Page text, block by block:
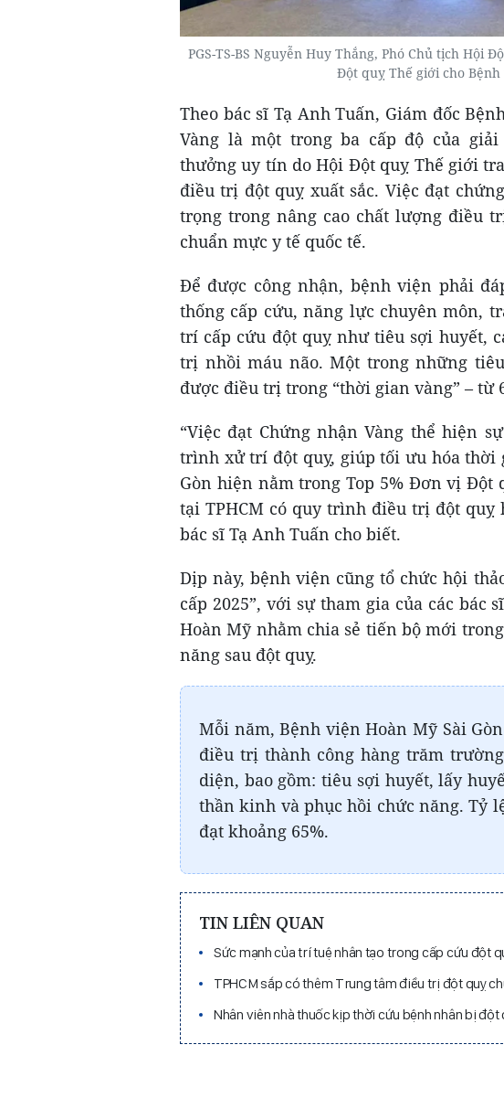
PGS-TS-BS Nguyễn Huy Thắng, Phó Chủ tịch Hội
Đột quỵ Thế giới cho Bệnh
Theo bác sĩ Tạ Anh Tuấn, Giám đốc
Vàng là một trong ba cấp độ của
thưởng uy tín do Hội Đột quỵ Thế giới
điều trị đột quỵ xuất sắc. Việc đạt
trọng trong nâng cao chất lượng điều
chuẩn mực y tế quốc tế.
Để được công nhận, bệnh viện phải
thống cấp cứu, năng lực chuyên môn,
trí cấp cứu đột quỵ như tiêu sợi huyết,
trị nhồi máu não. Một trong những
được điều trị trong “thời gian vàng” –
“Việc đạt Chứng nhận Vàng thể hiện
trình xử trí đột quỵ, giúp tối ưu hóa thời
Gòn hiện nằm trong Top 5% Đơn vị Đột
tại TPHCM có quy trình điều trị đột quỵ
bác sĩ Tạ Anh Tuấn cho biết.
Dịp này, bệnh viện cũng tổ chức hội
cấp 2025”, với sự tham gia của các bác
Hoàn Mỹ nhằm chia sẻ tiến bộ mới
năng sau đột quỵ.
Mỗi năm, Bệnh viện Hoàn Mỹ Sài
điều trị thành công hàng trăm
diện, bao gồm: tiêu sợi huyết, lấy
thần kinh và phục hồi chức năng. Tỷ
đạt khoảng 65%.
TIN LIÊN QUAN
Sức mạnh của trí tuệ nhân tạo trong cấp cứu đột
TPHCM sắp có thêm Trung tâm điều trị đột quỵ
Nhân viên nhà thuốc kịp thời cứu bệnh nhân bị đột